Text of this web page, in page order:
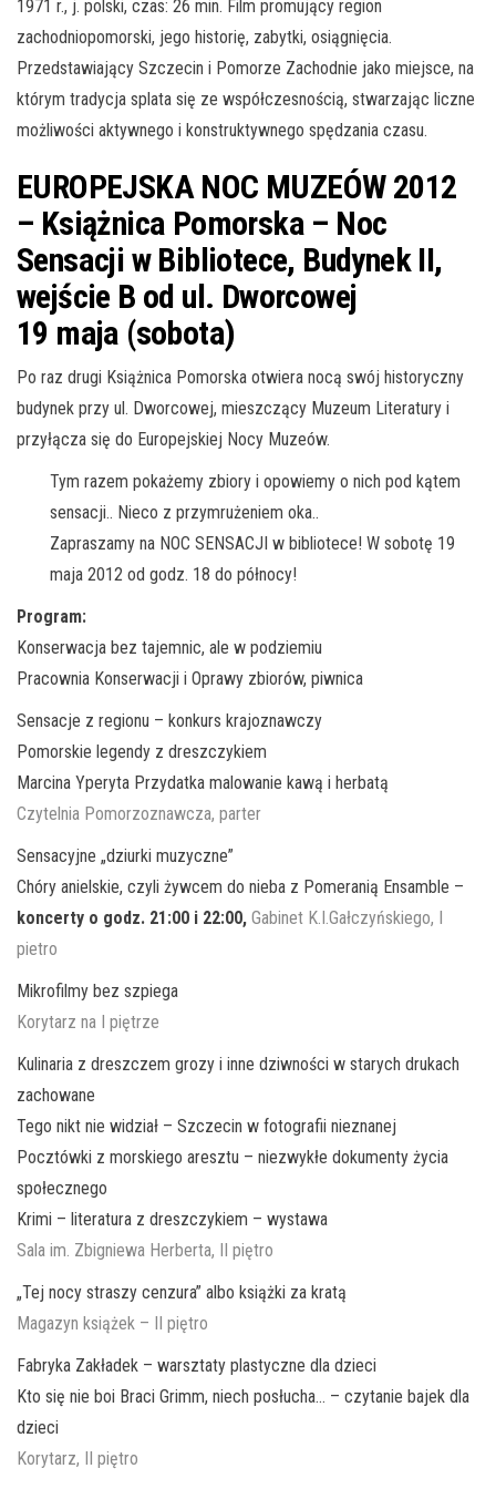
1971 r., j. polski, czas: 26 min. Film promujący region
zachodniopomorski, jego historię, zabytki, osiągnięcia.
Przedstawiający Szczecin i Pomorze Zachodnie jako miejsce, na
którym tradycja splata się ze współczesnością, stwarzając liczne
możliwości aktywnego i konstruktywnego spędzania czasu.
EUROPEJSKA NOC MUZEÓW 2012
– Książnica Pomorska – Noc
Sensacji w Bibliotece, Budynek II,
wejście B od ul. Dworcowej
19 maja (sobota)
Po raz drugi Książnica Pomorska otwiera nocą swój historyczny
budynek przy ul. Dworcowej, mieszczący Muzeum Literatury i
przyłącza się do Europejskiej Nocy Muzeów.
Tym razem pokażemy zbiory i opowiemy o nich pod kątem
sensacji.. Nieco z przymrużeniem oka..
Zapraszamy na NOC SENSACJI w bibliotece! W sobotę 19
maja 2012 od godz. 18 do północy!
Program:
Konserwacja bez tajemnic, ale w podziemiu
Pracownia Konserwacji i Oprawy zbiorów, piwnica
Sensacje z regionu – konkurs krajoznawczy
Pomorskie legendy z dreszczykiem
Marcina Yperyta Przydatka malowanie kawą i herbatą
Czytelnia Pomorzoznawcza, parter
Sensacyjne „dziurki muzyczne”
Chóry anielskie, czyli żywcem do nieba z Pomeranią Ensamble –
koncerty o godz. 21:00 i 22:00, Gabinet K.I.Gałczyńskiego, I
pietro
Mikrofilmy bez szpiega
Korytarz na I piętrze
Kulinaria z dreszczem grozy i inne dziwności w starych drukach
zachowane
Tego nikt nie widział – Szczecin w fotografii nieznanej
Pocztówki z morskiego aresztu – niezwykłe dokumenty życia
społecznego
Krimi – literatura z dreszczykiem – wystawa
Sala im. Zbigniewa Herberta, II piętro
„Tej nocy straszy cenzura” albo książki za kratą
Magazyn książek – II piętro
Fabryka Zakładek – warsztaty plastyczne dla dzieci
Kto się nie boi Braci Grimm, niech posłucha… – czytanie bajek dla
dzieci
Korytarz, II piętro